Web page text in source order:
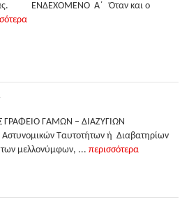
μας. ΕΝΔΕΧΟΜΕΝΟ Α΄ Όταν και ο
ΓΑΜΩΝ – ΔΙΑΖΥΓΙΩΝ
Αστυνομικών Ταυτοτήτων ή Διαβατηρίων
των μελλονύμφων, ... περισσότερα